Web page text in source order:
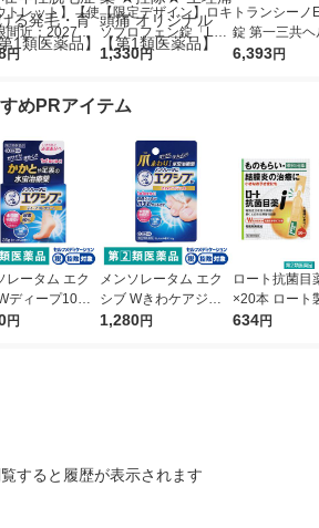
トレット】【使
間近：2027年5
アップＥＸジェ
育毛【第1類医
円
【限定デザイン】ロキ
ソプロフェン錠「L
S」 解熱鎮痛剤 12錠
頭痛 オリジナル【第1
1,330円
トランシーノ
錠 第一三共ヘ
ア しみ（肝斑
6,393円
めPRアイテム
レータム エク
ディープ10ク
ロート製薬★
円
メンソレータム エク
シブ Wきわケアジェ
ル 15g ロート製薬 ★
1,280円
ロート抗菌目
×20本 ロート
薬 ものもらい
634円
すると履歴が表示されます